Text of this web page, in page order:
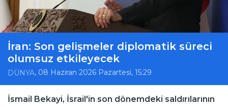
İran: Son gelişmeler diplomatik süreci
olumsuz etkileyecek
DÜNYA, 08 Haziran 2026 Pazartesi, 15:29
İsmail Bekayi, İsrail'in son dönemdeki saldırılarının